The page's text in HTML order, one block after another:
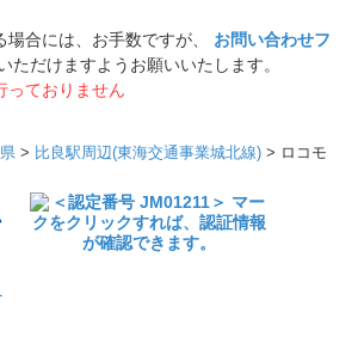
合には、お手数ですが、 お問い合わせフ
ただけますようお願いいたします。
ておりません
> 比良駅周辺(東海交通事業城北線) > ロコモ